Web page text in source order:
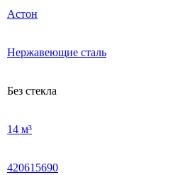
Астон
Нержавеющие сталь
Без стекла
14 м³
420615690